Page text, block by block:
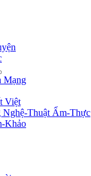
Mạng
Việt
Nghệ-Thuật Ẩm-Thực
Khảo